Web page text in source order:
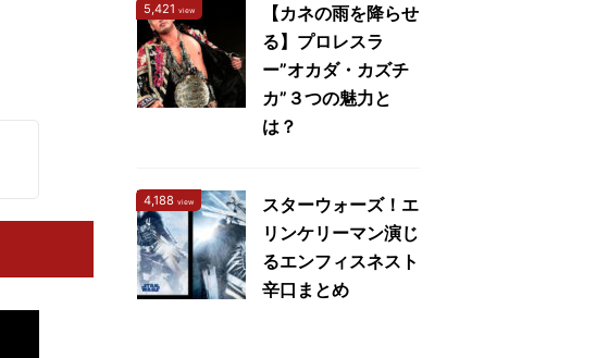
5,421 view
【カネの雨を降らせ
る】プロレスラ
ー”オカダ・カズチ
カ”３つの魅力と
は？
4,188 view
スターウォーズ！エ
リンケリーマン演じ
るエンフィスネスト
辛口まとめ